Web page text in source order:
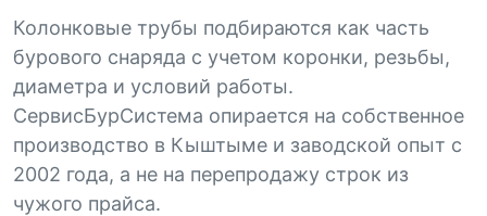
Колонковые трубы подбираются как часть
бурового снаряда с учетом коронки, резьбы,
диаметра и условий работы.
СервисБурСистема опирается на собственное
производство в Кыштыме и заводской опыт с
2002 года, а не на перепродажу строк из
чужого прайса.